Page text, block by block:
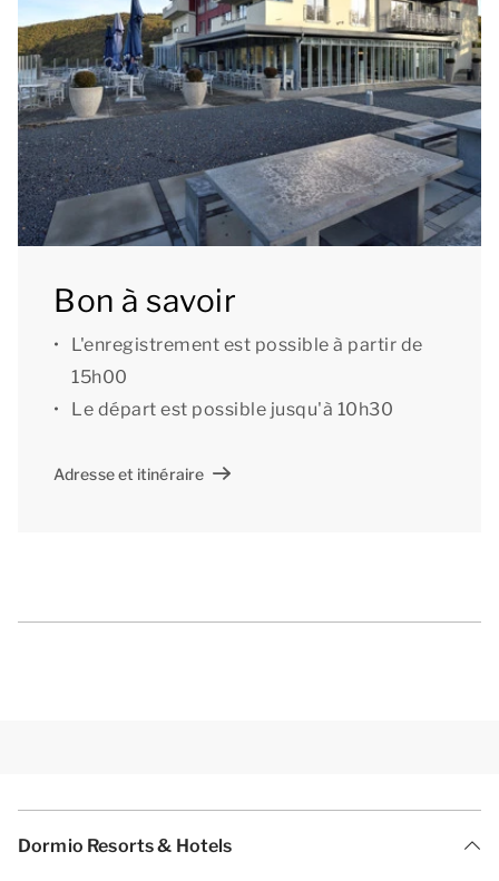
La configuration de l'hébergement peut varier. Les
plans et illustrations donnent une bonne idée mais ne
sont fournis qu'à titre indicatif.
Bon à savoir
L'enregistrement est possible à partir de
15h00
Le départ est possible jusqu'à 10h30
Adresse et itinéraire
Dormio Resorts & Hotels